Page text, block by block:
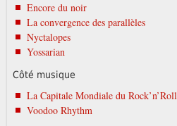
Encore du noir
La convergence des parallèles
Nyctalopes
Yossarian
Côté musique
La Capitale Mondiale du Rock’n’Roll
Voodoo Rhythm